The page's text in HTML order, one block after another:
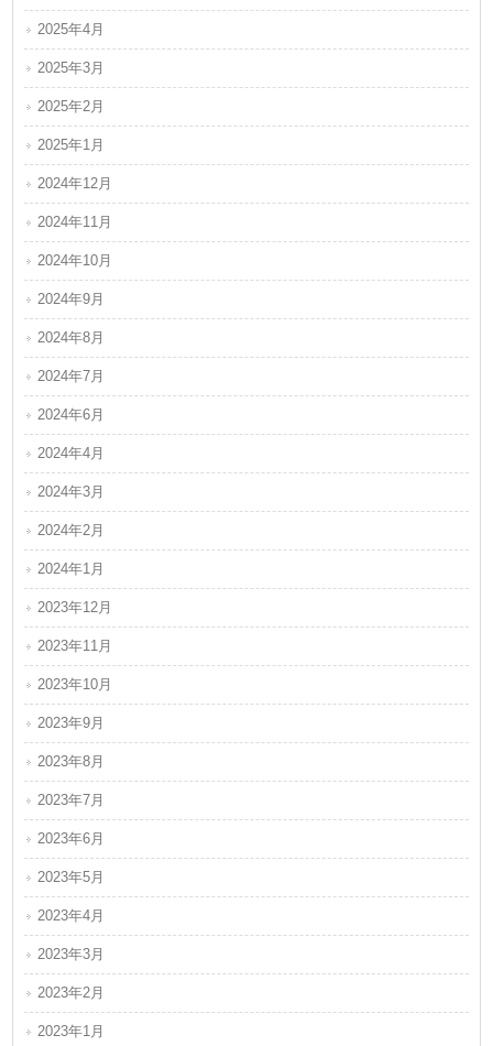
2025年4月
2025年3月
2025年2月
2025年1月
2024年12月
2024年11月
2024年10月
2024年9月
2024年8月
2024年7月
2024年6月
2024年4月
2024年3月
2024年2月
2024年1月
2023年12月
2023年11月
2023年10月
2023年9月
2023年8月
2023年7月
2023年6月
2023年5月
2023年4月
2023年3月
2023年2月
2023年1月